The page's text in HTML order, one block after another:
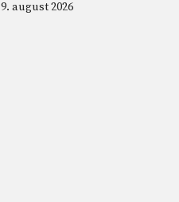
9. august 2026